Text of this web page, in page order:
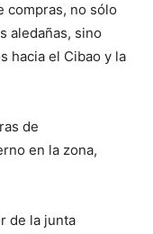
compras, no sólo
aledañas, sino
hacia el Cibao y la
de
en la zona,
de la junta